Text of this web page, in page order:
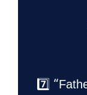
7️⃣